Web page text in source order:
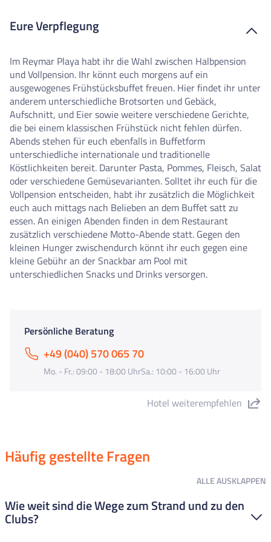
Eure Verpflegung
Im Reymar Playa habt ihr die Wahl zwischen Halbpension
und Vollpension. Ihr könnt euch morgens auf ein
ausgewogenes Frühstücksbuffet freuen. Hier findet ihr unter
anderem unterschiedliche Brotsorten und Gebäck,
Aufschnitt, und Eier sowie weitere verschiedene Gerichte,
die bei einem klassischen Frühstück nicht fehlen dürfen.
Abends stehen für euch ebenfalls in Buffetform
unterschiedliche internationale und traditionelle
Köstlichkeiten bereit. Darunter Pasta, Pommes, Fleisch, Salat
oder verschiedene Gemüsevarianten. Solltet ihr euch für die
Vollpension entscheiden, habt ihr zusätzlich die Möglichkeit
euch auch mittags nach Belieben an dem Buffet satt zu
essen. An einigen Abenden finden in dem Restaurant
zusätzlich verschiedene Motto-Abende statt. Gegen den
kleinen Hunger zwischendurch könnt ihr euch gegen eine
kleine Gebühr an der Snackbar am Pool mit
unterschiedlichen Snacks und Drinks versorgen.
Persönliche Beratung
+49 (040) 570 065 70
Mo. - Fr.: 09:00 - 18:00 UhrSa.: 10:00 - 16:00 Uhr
Hotel weiterempfehlen
Häufig gestellte Fragen
ALLEAUSKLAPPEN
Wie weit sind die Wege zum Strand und zu den
Clubs?